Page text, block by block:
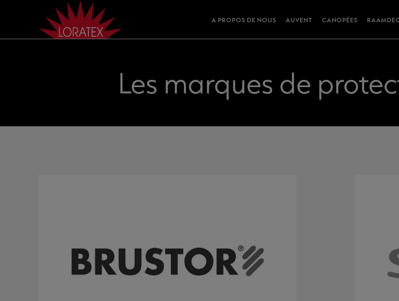
A PROPOS DE NOUS AUVENT CANOPÉES
Les marques de